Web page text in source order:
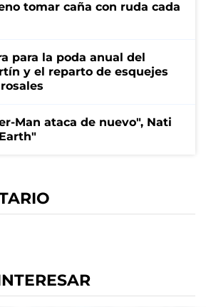
tomar caña con ruda cada
para la poda anual del
y el reparto de esquejes
Man ataca de nuevo", Nati